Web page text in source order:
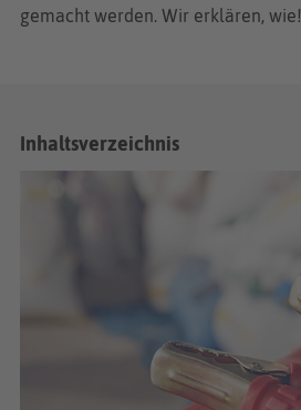
gemacht werden. Wir erklären, wie!
Inhaltsverzeichnis